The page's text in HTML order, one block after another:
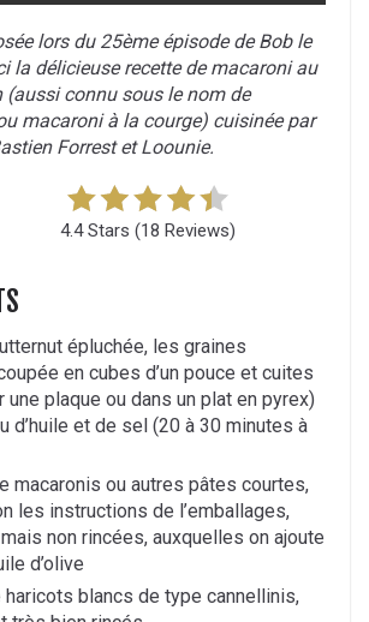
lors du 25ème épisode de Bob le
la délicieuse recette de macaroni au
(aussi connu sous le nom de
macaroni à la courge) cuisinée par
Forrest et Loounie.
4.4 Stars (18 Reviews)
épluchée, les graines
en cubes d’un pouce et cuites
une plaque ou dans un plat en pyrex)
d’huile et de sel (20 à 30 minutes à
macaronis ou autres pâtes courtes,
les instructions de l’emballages,
non rincées, auxquelles on ajoute
d’olive
haricots blancs de type cannellinis,